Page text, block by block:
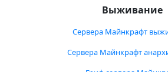
Выживание
Сервера Майнкрафт
Сервера Майнкрафт